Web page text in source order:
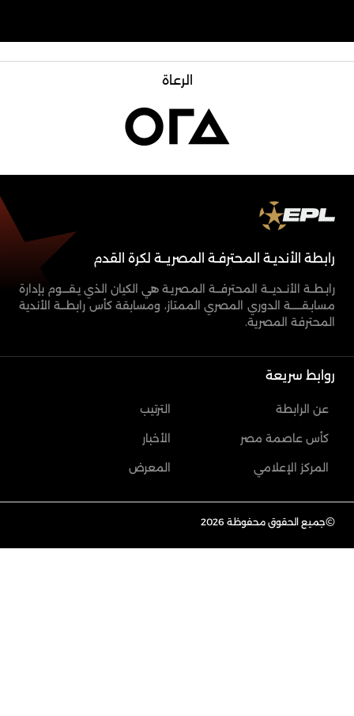
الرعاة
رابطة الأنديـة المحترفـة المصريــة لكرة القدم
رابـطــة الأنــديـــة المحترفـــة المـصريـة هي الكيان الذي يـقــــوم بإدارة
مسابـقـــــــة الدوري المصري الممتاز، ومسابقة كأس رابطـــة الأندية
المحترفة المصرية.
روابط سريعة
عن الرابطة الترتيب
كأس عاصمة مصر الأخبار
المركز الإعلامي المعرض
©جميع الحقوق محفوظة 2026